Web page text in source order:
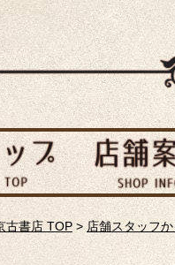
古書店 TOP > 店舗スタッフ